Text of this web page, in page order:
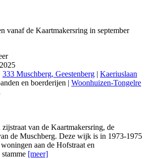
vanaf de Kaartmakersring in september
333 Muschberg, Geestenberg | Kaeriuslaan
en boerderijen | Woonhuizen-Tongelre
van de Kaartmakersring, de
de Muschberg. Deze wijk is in 1973-1975
aan de Hofstraat en
[meer]